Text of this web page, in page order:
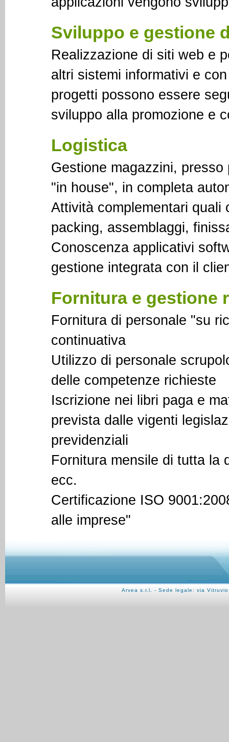
Sviluppo e gestione
Realizzazione di siti web e
altri sistemi informativi e
progetti possono essere
sviluppo alla promozione e
Logistica
Gestione magazzini,
"in house", in completa
Attività complementari quali
packing, assemblaggi,
Conoscenza applicativi
gestione integrata con il
Fornitura e gestione
Fornitura di personale "su
continuativa
Utilizzo di personale
delle competenze richieste
Iscrizione nei libri paga e
prevista dalle vigenti
previdenziali
Fornitura mensile di tutta la
ecc.
Certificazione ISO
alle imprese"
Arvea s.r.l. - Sede legale: via